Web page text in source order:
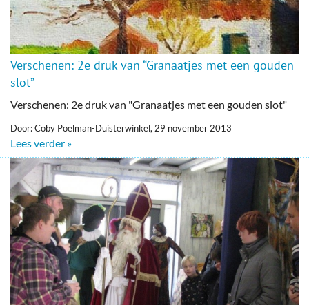
Verschenen: 2e druk van “Granaatjes met een gouden
slot”
Verschenen: 2e druk van "Granaatjes met een gouden slot"
Door: Coby Poelman-Duisterwinkel, 29 november 2013
Lees verder »